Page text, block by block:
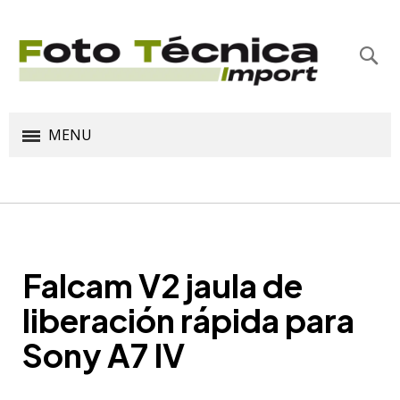
MENU
Falcam V2 jaula de
liberación rápida para
Sony A7 IV